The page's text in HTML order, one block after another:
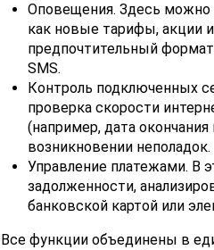
Оповещения. Здесь можно
как новые тарифы, акции
предпочтительный
SMS.
Контроль подключенных
проверка скорости
(например, дата
возникновении неполадок.
Управление платежами. В
задолженности,
банковской картой или
Все функции объединены в